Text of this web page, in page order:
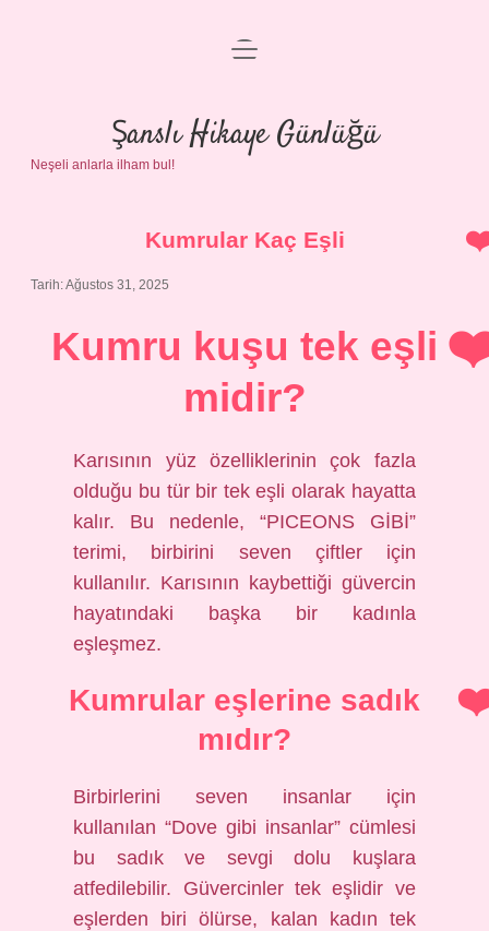
Anasayfa
Gizlilik Politikası
menüyü
Şanslı Hikaye Günlüğü
Neşeli anlarla ilham bul!
Kumrular Kaç Eşli
Tarih: Ağustos 31, 2025
Kumru kuşu tek eşli
midir?
Karısının yüz özelliklerinin çok fazla
olduğu bu tür bir tek eşli olarak hayatta
kalır. Bu nedenle, “PICEONS GİBİ”
terimi, birbirini seven çiftler için
kullanılır. Karısının kaybettiği güvercin
hayatındaki başka bir kadınla
eşleşmez.
Kumrular eşlerine sadık
mıdır?
Birbirlerini seven insanlar için
kullanılan “Dove gibi insanlar” cümlesi
bu sadık ve sevgi dolu kuşlara
atfedilebilir. Güvercinler tek eşlidir ve
eşlerden biri ölürse, kalan kadın tek